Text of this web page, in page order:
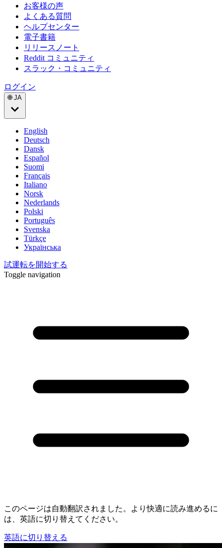
お客様の声
よくある質問
ヘルプセンター
電子書籍
リリースノート
Reddit コミュニティ
スラック・コミュニティ
ログイン
🌐 JA
English
Deutsch
Dansk
Español
Suomi
Français
Italiano
Norsk
Nederlands
Polski
Português
Svenska
Türkçe
Українська
試運転を開始する
Toggle navigation
このページは自動翻訳されました。より快適に読み進めるに
は、英語に切り替えてください。
英語に切り替える